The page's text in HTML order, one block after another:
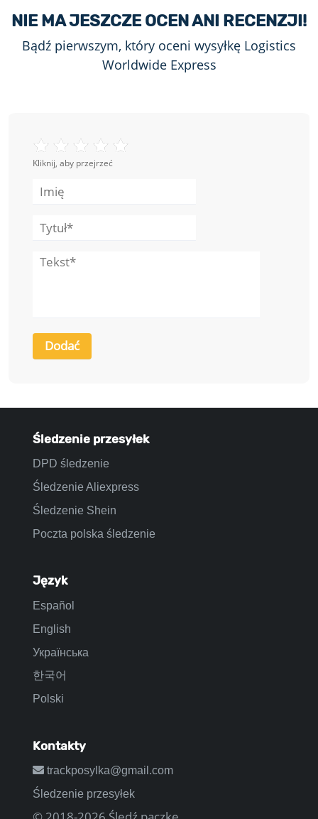
NIE MA JESZCZE OCEN ANI RECENZJI!
Bądź pierwszym, który oceni wysyłkę Logistics
Worldwide Express
Kliknij, aby przejrzeć
Śledzenie przesyłek
DPD śledzenie
Śledzenie Aliexpress
Śledzenie Shein
Poczta polska śledzenie
Język
Español
English
Українська
한국어
Polski
Kontakty
trackposylka@gmail.com
Śledzenie przesyłek